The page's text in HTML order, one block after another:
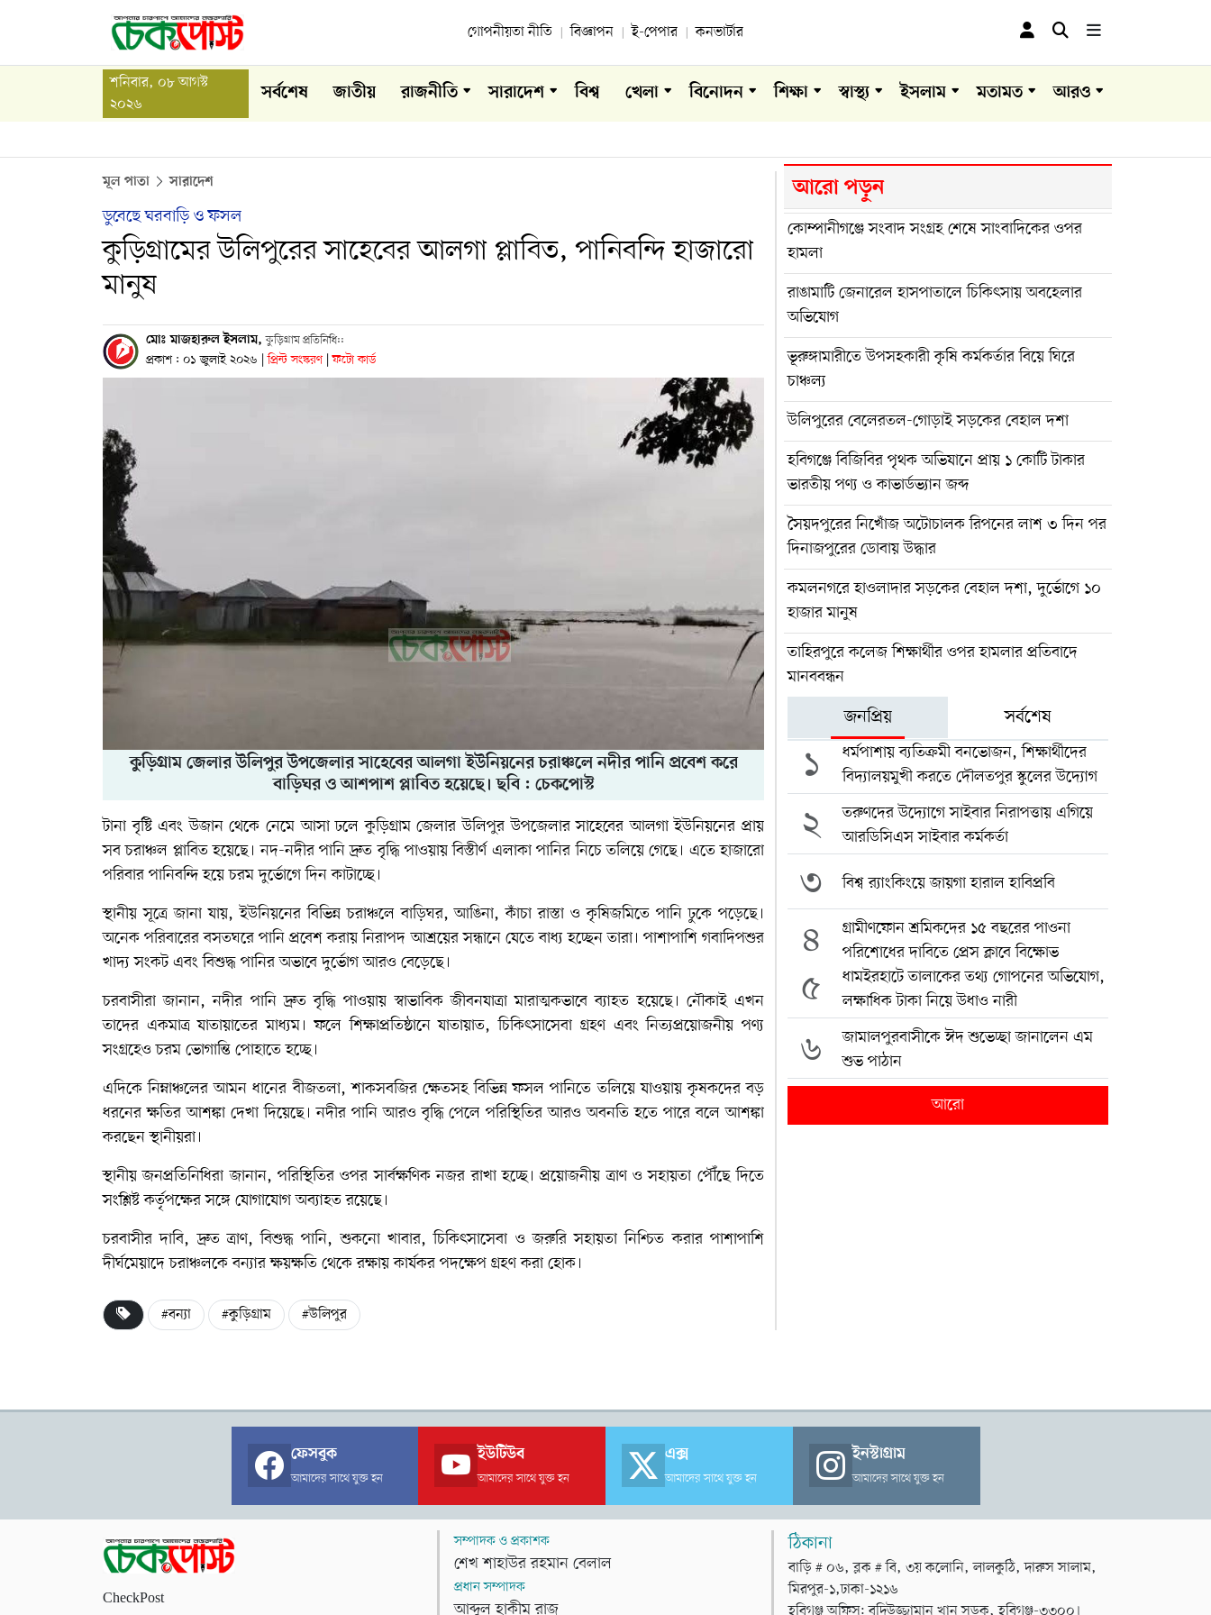
গোপনীয়তা নীতি বিজ্ঞাপন ই-পেপার কনভার্টার
শনিবার, ০৮ আগস্ট
২০২৬
সর্বশেষ জাতীয় রাজনীতি সারাদেশ বিশ্ব খেলা বিনোদন শিক্ষা স্বাস্থ্য ইসলাম মতামত আরও
মূল পাতা সারাদেশ
ডুবেছে ঘরবাড়ি ও ফসল
কুড়িগ্রামের উলিপুরের সাহেবের আলগা প্লাবিত, পানিবন্দি হাজারো
মানুষ
মোঃ মাজহারুল ইসলাম,কুড়িগ্রাম প্রতিনিধি::
প্রকাশ : ০১ জুলাই ২০২৬ | প্রিন্ট সংস্করণ | ফটো কার্ড
কুড়িগ্রাম জেলার উলিপুর উপজেলার সাহেবের আলগা ইউনিয়নের চরাঞ্চলে নদীর পানি প্রবেশ করে
বাড়িঘর ও আশপাশ প্লাবিত হয়েছে। ছবি : চেকপোস্ট
টানা বৃষ্টি এবং উজান থেকে নেমে আসা ঢলে কুড়িগ্রাম জেলার উলিপুর উপজেলার সাহেবের আলগা ইউনিয়নের প্রায়
সব চরাঞ্চল প্লাবিত হয়েছে। নদ-নদীর পানি দ্রুত বৃদ্ধি পাওয়ায় বিস্তীর্ণ এলাকা পানির নিচে তলিয়ে গেছে। এতে হাজারো
পরিবার পানিবন্দি হয়ে চরম দুর্ভোগে দিন কাটাচ্ছে।
স্থানীয় সূত্রে জানা যায়, ইউনিয়নের বিভিন্ন চরাঞ্চলে বাড়িঘর, আঙিনা, কাঁচা রাস্তা ও কৃষিজমিতে পানি ঢুকে পড়েছে।
অনেক পরিবারের বসতঘরে পানি প্রবেশ করায় নিরাপদ আশ্রয়ের সন্ধানে যেতে বাধ্য হচ্ছেন তারা। পাশাপাশি গবাদিপশুর
খাদ্য সংকট এবং বিশুদ্ধ পানির অভাবে দুর্ভোগ আরও বেড়েছে।
চরবাসীরা জানান, নদীর পানি দ্রুত বৃদ্ধি পাওয়ায় স্বাভাবিক জীবনযাত্রা মারাত্মকভাবে ব্যাহত হয়েছে। নৌকাই এখন
তাদের একমাত্র যাতায়াতের মাধ্যম। ফলে শিক্ষাপ্রতিষ্ঠানে যাতায়াত, চিকিৎসাসেবা গ্রহণ এবং নিত্যপ্রয়োজনীয় পণ্য
সংগ্রহেও চরম ভোগান্তি পোহাতে হচ্ছে।
এদিকে নিম্নাঞ্চলের আমন ধানের বীজতলা, শাকসবজির ক্ষেতসহ বিভিন্ন ফসল পানিতে তলিয়ে যাওয়ায় কৃষকদের বড়
ধরনের ক্ষতির আশঙ্কা দেখা দিয়েছে। নদীর পানি আরও বৃদ্ধি পেলে পরিস্থিতির আরও অবনতি হতে পারে বলে আশঙ্কা
করছেন স্থানীয়রা।
স্থানীয় জনপ্রতিনিধিরা জানান, পরিস্থিতির ওপর সার্বক্ষণিক নজর রাখা হচ্ছে। প্রয়োজনীয় ত্রাণ ও সহায়তা পৌঁছে দিতে
সংশ্লিষ্ট কর্তৃপক্ষের সঙ্গে যোগাযোগ অব্যাহত রয়েছে।
চরবাসীর দাবি, দ্রুত ত্রাণ, বিশুদ্ধ পানি, শুকনো খাবার, চিকিৎসাসেবা ও জরুরি সহায়তা নিশ্চিত করার পাশাপাশি
দীর্ঘমেয়াদে চরাঞ্চলকে বন্যার ক্ষয়ক্ষতি থেকে রক্ষায় কার্যকর পদক্ষেপ গ্রহণ করা হোক।
#বন্যা #কুড়িগ্রাম #উলিপুর
আরো পড়ুন
কোম্পানীগঞ্জে সংবাদ সংগ্রহ শেষে সাংবাদিকের ওপর
হামলা
রাঙামাটি জেনারেল হাসপাতালে চিকিৎসায় অবহেলার
অভিযোগ
ভূরুঙ্গামারীতে উপসহকারী কৃষি কর্মকর্তার বিয়ে ঘিরে
চাঞ্চল্য
উলিপুরের বেলেরতল-গোড়াই সড়কের বেহাল দশা
হবিগঞ্জে বিজিবির পৃথক অভিযানে প্রায় ১ কোটি টাকার
ভারতীয় পণ্য ও কাভার্ডভ্যান জব্দ
সৈয়দপুরের নিখোঁজ অটোচালক রিপনের লাশ ৩ দিন পর
দিনাজপুরের ডোবায় উদ্ধার
কমলনগরে হাওলাদার সড়কের বেহাল দশা, দুর্ভোগে ১০
হাজার মানুষ
তাহিরপুরে কলেজ শিক্ষার্থীর ওপর হামলার প্রতিবাদে
মানববন্ধন
জনপ্রিয় সর্বশেষ
১
ধর্মপাশায় ব্যতিক্রমী বনভোজন, শিক্ষার্থীদের
বিদ্যালয়মুখী করতে দৌলতপুর স্কুলের উদ্যোগ
২
তরুণদের উদ্যোগে সাইবার নিরাপত্তায় এগিয়ে
আরডিসিএস সাইবার কর্মকর্তা
৩ বিশ্ব র‍্যাংকিংয়ে জায়গা হারাল হাবিপ্রবি
৪
গ্রামীণফোন শ্রমিকদের ১৫ বছরের পাওনা
পরিশোধের দাবিতে প্রেস ক্লাবে বিক্ষোভ
৫
ধামইরহাটে তালাকের তথ্য গোপনের অভিযোগ,
লক্ষাধিক টাকা নিয়ে উধাও নারী
৬
জামালপুরবাসীকে ঈদ শুভেচ্ছা জানালেন এম
শুভ পাঠান
আরো
ফেসবুক
আমাদের সাথে যুক্ত হন
ইউটিউব
আমাদের সাথে যুক্ত হন
এক্স
আমাদের সাথে যুক্ত হন
ইনস্টাগ্রাম
আমাদের সাথে যুক্ত হন
CheckPost
সম্পাদক ও প্রকাশক
শেখ শাহাউর রহমান বেলাল
প্রধান সম্পাদক
আব্দুল হাকীম রাজ
ঠিকানা
বাড়ি # ০৬, ব্লক # বি, ৩য় কলোনি, লালকুঠি, দারুস সালাম,
মিরপুর-১,ঢাকা-১২১৬